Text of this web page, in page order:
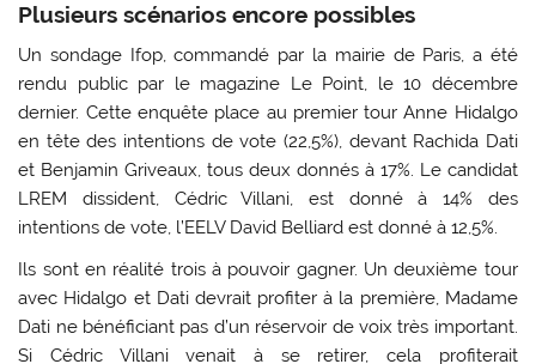
Plusieurs scénarios encore possibles
Un sondage Ifop, commandé par la mairie de Paris, a été
rendu public par le magazine Le Point, le 10 décembre
dernier. Cette enquête place au premier tour Anne Hidalgo
en tête des intentions de vote (22,5%), devant Rachida Dati
et Benjamin Griveaux, tous deux donnés à 17%. Le candidat
LREM dissident, Cédric Villani, est donné à 14% des
intentions de vote, l’EELV David Belliard est donné à 12,5%.
Ils sont en réalité trois à pouvoir gagner. Un deuxième tour
avec Hidalgo et Dati devrait profiter à la première, Madame
Dati ne bénéficiant pas d’un réservoir de voix très important.
Si Cédric Villani venait à se retirer, cela profiterait